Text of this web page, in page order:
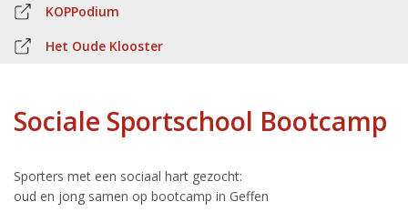
KOPPodium
Het Oude Klooster
Sociale Sportschool Bootcamp
Sporters met een sociaal hart gezocht:
oud en jong samen op bootcamp in Geffen